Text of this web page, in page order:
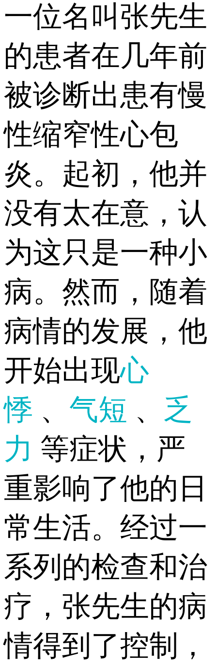
一位名叫张先生
的患者在几年前
被诊断出患有慢
性缩窄性心包
炎。起初，他并
没有太在意，认
为这只是一种小
病。然而，随着
病情的发展，他
开始出现心
悸 、 气短 、 乏
力 等症状，严
重影响了他的日
常生活。经过一
系列的检查和治
疗，张先生的病
情得到了控制，